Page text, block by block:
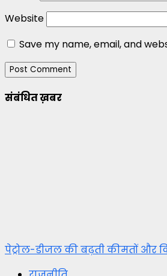
Website
Save my name, email, and
संबंधित ख़बर
पेट्रोल-डीजल की बढ़ती कीमतों और